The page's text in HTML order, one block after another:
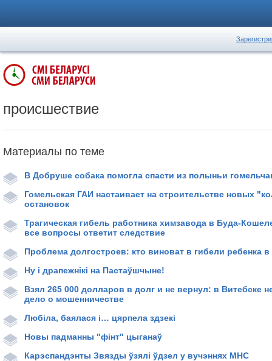
происшествие
Материалы по теме
В Добруше собака помогла спасти из полыньи
Гомельская ГАИ настаивает на строительстве новых
остановок
Трагическая гибель работника химзавода в Буда-
все вопросы ответит следствие
Проблема долгостроев: кто виноват в гибели ребенка
Ну і драпежнікі на Пастаўшчыне!
Взял 265 000 долларов в долг и не вернул: в Витебске
дело о мошенничестве
Любіла, баялася і… цярпела здзекі
Новы падманны "фінт" цыганаў
Карэспандэнты Звязды ўзялі ўдзел у вучэннях МНС